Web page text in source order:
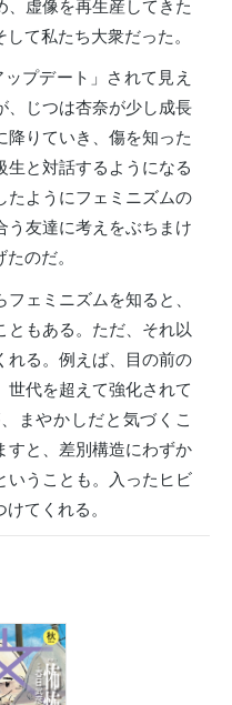
、虚像を再生産してきた
て私たち大衆だった。
プデート」されて見え
、じつは杏奈が少し成長
降りていき、傷を知った
生と対話するようになる
たようにフェミニズムの
う友達に考えをぶちまけ
のだ。
ェミニズムを知ると、
ともある。ただ、それ以
れる。例えば、目の前の
世代を超えて強化されて
まやかしだと気づくこ
すと、差別構造にわずか
いうことも。入ったヒビ
てくれる。